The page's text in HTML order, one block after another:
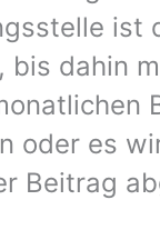
ist
bis dahin
oder es
Beitrag